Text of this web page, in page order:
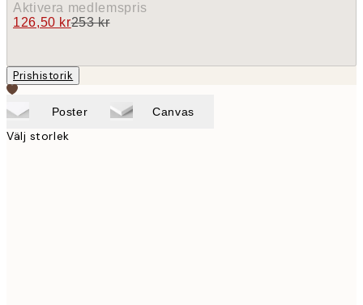
Aktivera medlemspris
126,50 kr253 kr
Prishistorik
Poster Canvas
Välj storlek